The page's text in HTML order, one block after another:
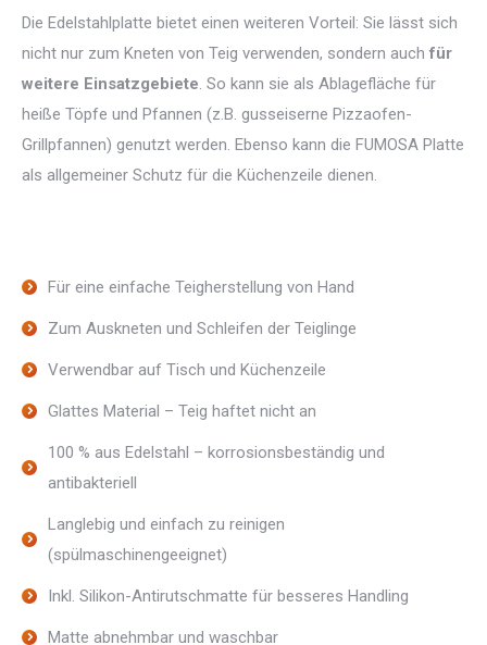
Die Edelstahlplatte bietet einen weiteren Vorteil: Sie lässt sich
nicht nur zum Kneten von Teig verwenden, sondern auch für
weitere Einsatzgebiete. So kann sie als Ablagefläche für
heiße Töpfe und Pfannen (z.B. gusseiserne Pizzaofen-
Grillpfannen) genutzt werden. Ebenso kann die FUMOSA Platte
als allgemeiner Schutz für die Küchenzeile dienen.
Für eine einfache Teigherstellung von Hand
Zum Auskneten und Schleifen der Teiglinge
Verwendbar auf Tisch und Küchenzeile
Glattes Material – Teig haftet nicht an
100 % aus Edelstahl – korrosionsbeständig und
antibakteriell
Langlebig und einfach zu reinigen
(spülmaschinengeeignet)
Inkl. Silikon-Antirutschmatte für besseres Handling
Matte abnehmbar und waschbar